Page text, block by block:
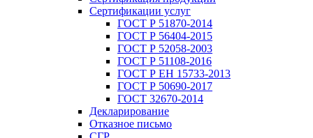
Сертификации услуг
ГОСТ Р 51870-2014
ГОСТ Р 56404-2015
ГОСТ Р 52058-2003
ГОСТ Р 51108-2016
ГОСТ Р ЕН 15733-2013
ГОСТ Р 50690-2017
ГОСТ 32670-2014
Декларирование
Отказное письмо